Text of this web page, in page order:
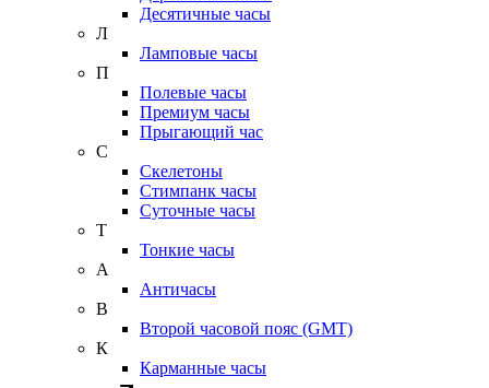
Десятичные часы
Л
Ламповые часы
П
Полевые часы
Премиум часы
Прыгающий час
С
Скелетоны
Стимпанк часы
Суточные часы
Т
Тонкие часы
А
Античасы
В
Второй часовой пояс (GMT)
К
Карманные часы